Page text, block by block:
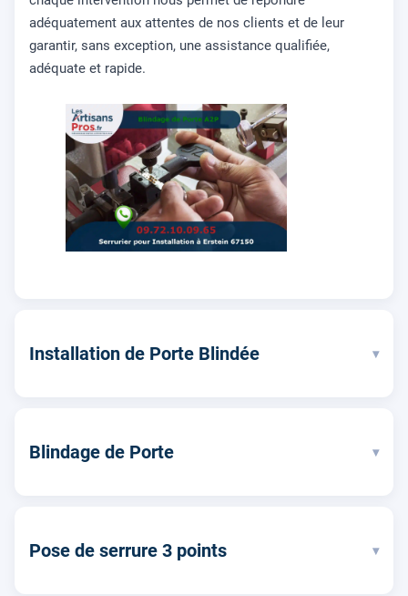
adéquatement aux attentes de nos clients et de leur
garantir, sans exception, une assistance qualifiée,
adéquate et rapide.
Installation de Porte Blindée ▾
Blindage de Porte ▾
Pose de serrure 3 points ▾